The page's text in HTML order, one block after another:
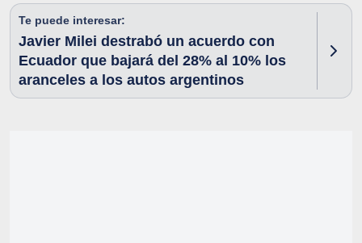
Te puede interesar:
Javier Milei destrabó un acuerdo con
Ecuador que bajará del 28% al 10% los
aranceles a los autos argentinos